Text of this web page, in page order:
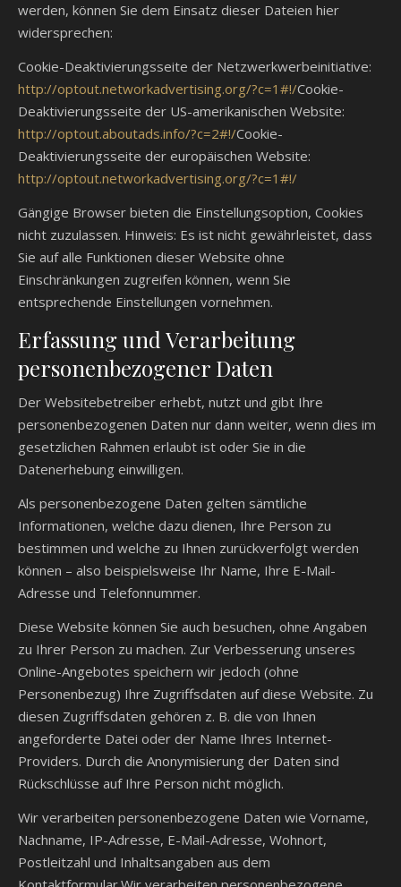
werden, können Sie dem Einsatz dieser Dateien hier
widersprechen:
Cookie-Deaktivierungsseite der Netzwerkwerbeinitiative:
http://optout.networkadvertising.org/?c=1#!/Cookie-
Deaktivierungsseite der US-amerikanischen Website:
http://optout.aboutads.info/?c=2#!/Cookie-
Deaktivierungsseite der europäischen Website:
http://optout.networkadvertising.org/?c=1#!/
Gängige Browser bieten die Einstellungsoption, Cookies
nicht zuzulassen. Hinweis: Es ist nicht gewährleistet, dass
Sie auf alle Funktionen dieser Website ohne
Einschränkungen zugreifen können, wenn Sie
entsprechende Einstellungen vornehmen.
Erfassung und Verarbeitung
personenbezogener Daten
Der Websitebetreiber erhebt, nutzt und gibt Ihre
personenbezogenen Daten nur dann weiter, wenn dies im
gesetzlichen Rahmen erlaubt ist oder Sie in die
Datenerhebung einwilligen.
Als personenbezogene Daten gelten sämtliche
Informationen, welche dazu dienen, Ihre Person zu
bestimmen und welche zu Ihnen zurückverfolgt werden
können – also beispielsweise Ihr Name, Ihre E-Mail-
Adresse und Telefonnummer.
Diese Website können Sie auch besuchen, ohne Angaben
zu Ihrer Person zu machen. Zur Verbesserung unseres
Online-Angebotes speichern wir jedoch (ohne
Personenbezug) Ihre Zugriffsdaten auf diese Website. Zu
diesen Zugriffsdaten gehören z. B. die von Ihnen
angeforderte Datei oder der Name Ihres Internet-
Providers. Durch die Anonymisierung der Daten sind
Rückschlüsse auf Ihre Person nicht möglich.
Wir verarbeiten personenbezogene Daten wie Vorname,
Nachname, IP-Adresse, E-Mail-Adresse, Wohnort,
Postleitzahl und Inhaltsangaben aus dem